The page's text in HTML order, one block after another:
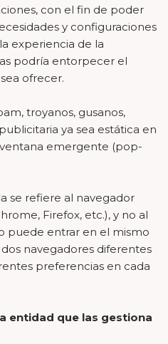
con el fin de poder
y configuraciones
experiencia de la
podría entorpecer el
ofrecer.
troyanos, gusanos,
ya sea estática en
emergente (pop-
se refiere al navegador
Firefox, etc.), y no al
puede entrar en el mismo
navegadores diferentes
preferencias en cada
entidad que las gestiona